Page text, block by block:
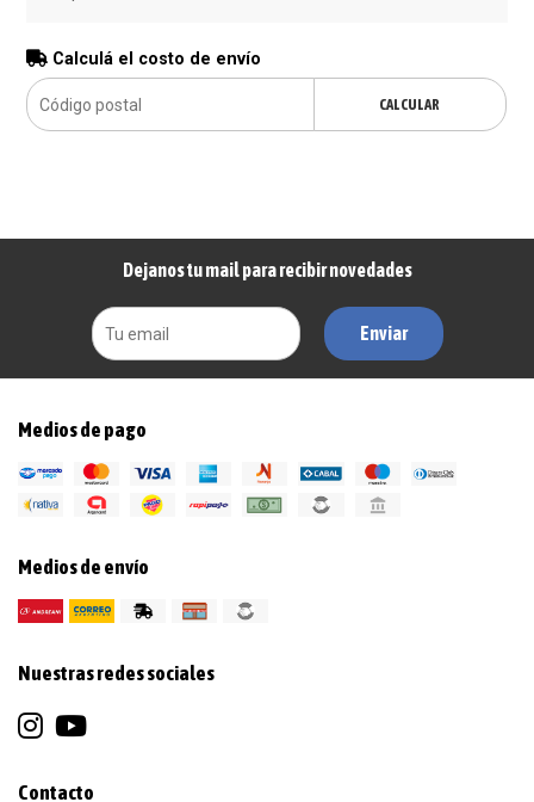
Calculá el costo de envío
CALCULAR
Dejanos tu mail para recibir novedades
Enviar
Medios de pago
Medios de envío
Nuestras redes sociales
Contacto